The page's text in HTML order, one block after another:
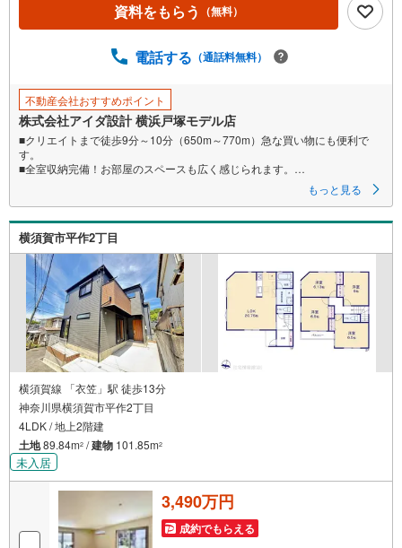
資料をもらう （無料）
電話する （通話料無料）
不動産会社おすすめポイント
株式会社アイダ設計 横浜戸塚モデル店
■クリエイトまで徒歩9分～10分（650m～770m）急な買い物にも便利で
す。
■全室収納完備！お部屋のスペースも広く感じられます。
■LDKと洋室畳敷きは続き間設計のためお部屋を広く活用できます。
もっと見る
横須賀市平作2丁目
横須賀線 「衣笠」駅 徒歩13分
神奈川県横須賀市平作2丁目
4LDK / 地上2階建
土地89.84m2 /建物 101.85m2
未入居
3,490万円
成約でもらえる